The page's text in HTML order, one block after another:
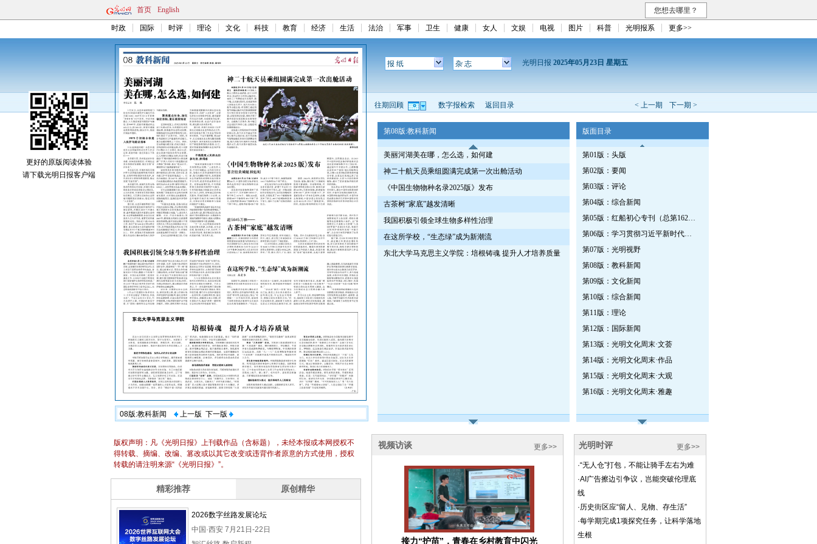
首页 English 您想去哪里？
时政 国际 时评 理论 文化 科技 教育 经济 生活 法治 军事 卫生 健康 女人 文娱 电视 图片 科普 光明报系 更多>>
08版:教科新闻 上一版 下一版
报 纸 杂 志 光明日报 2025年05月23日 星期五
< 上一期 下一期 >
往期回顾 数字报检索 返回目录
第08版:教科新闻
美丽河湖美在哪，怎么选，如何建
神二十航天员乘组圆满完成第一次出舱活动
《中国生物物种名录2025版》发布
古茶树“家底”越发清晰
我国积极引领全球生物多样性治理
在这所学校，“生态绿”成为新潮流
东北大学马克思主义学院：培根铸魂 提升人才培养质量
版面目录
第01版：头版
第02版：要闻
第03版：评论
第04版：综合新闻
第05版：红船初心专刊（总第1629期）
第06版：学习贯彻习近平新时代中国特色社会主义思想专刊
第07版：光明视野
第08版：教科新闻
第09版：文化新闻
第10版：综合新闻
第11版：理论
第12版：国际新闻
第13版：光明文化周末·文荟
第14版：光明文化周末·作品
第15版：光明文化周末·大观
第16版：光明文化周末·雅趣
更好的原版阅读体验
请下载光明日报客户端